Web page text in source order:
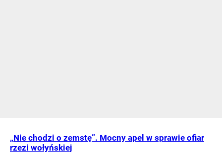
„Nie chodzi o zemstę”. Mocny apel w sprawie ofiar
rzezi wołyńskiej